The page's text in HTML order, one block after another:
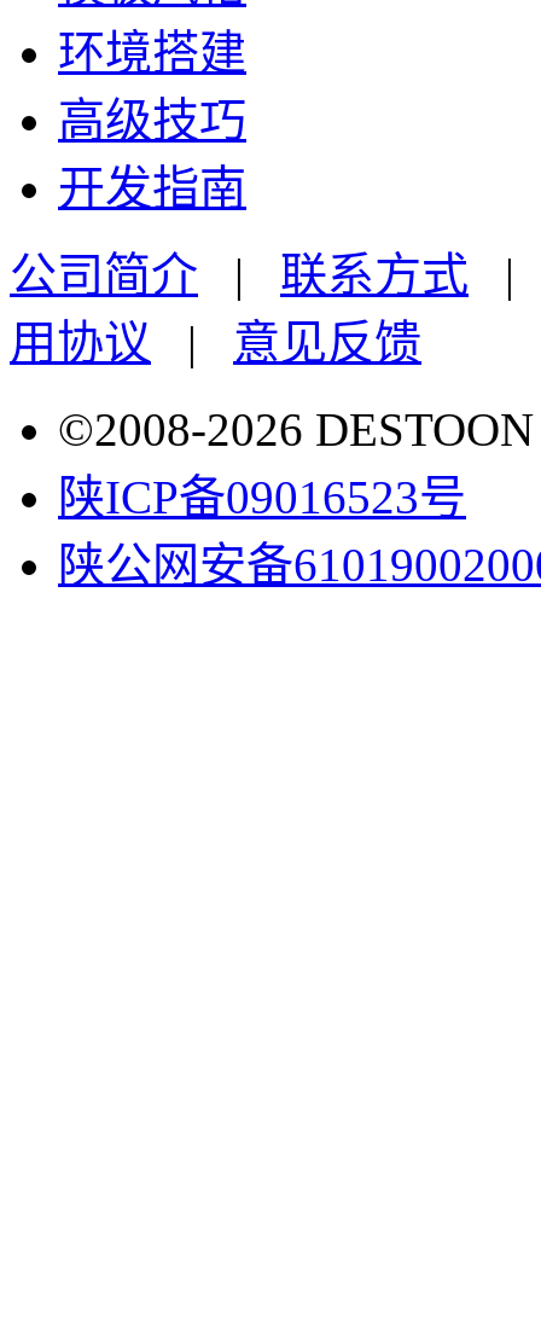
环境搭建
高级技巧
开发指南
公司简介 | 联系方式
用协议 | 意见反馈
©2008-2026
陕ICP备09016523号
陕公网安备